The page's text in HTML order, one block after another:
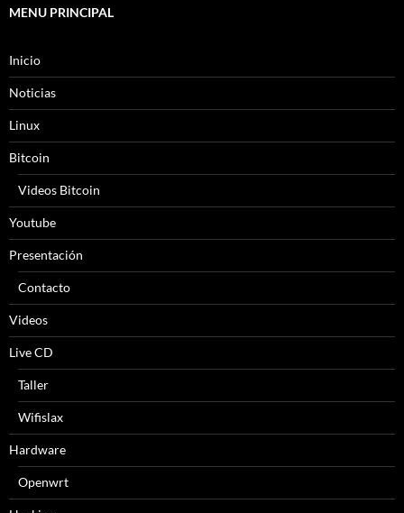
MENU PRINCIPAL
Inicio
Noticias
Linux
Bitcoin
Videos Bitcoin
Youtube
Presentación
Contacto
Videos
Live CD
Taller
Wifislax
Hardware
Openwrt